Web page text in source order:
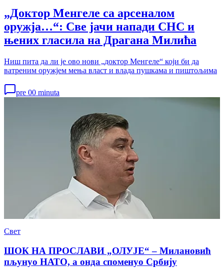
„Доктор Менгеле са арсеналом
оружја…“: Све јачи напади СНС и
њених гласила на Драгана Милића
Ниш пита да ли је ово нови „доктор Менгеле“ који би да
ватреним оружјем мења власт и влада пушкама и пиштољима
pre 00 minuta
Свет
ШОК НА ПРОСЛАВИ „ОЛУЈЕ“ – Милановић
пљунуо НАТО, а онда споменуо Србију